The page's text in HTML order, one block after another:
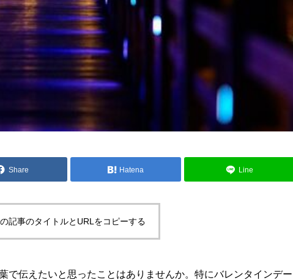
Share Hatena Line
記事のタイトルとURLをコピーする
で伝えたいと思ったことはありませんか。特にバレンタインデー